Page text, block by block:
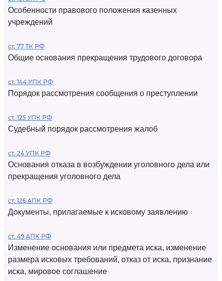
Особенности правового положения казенных
учреждений
ст. 77 ТК РФ
Общие основания прекращения трудового договора
ст. 144 УПК РФ
Порядок рассмотрения сообщения о преступлении
ст. 125 УПК РФ
Судебный порядок рассмотрения жалоб
ст. 24 УПК РФ
Основания отказа в возбуждении уголовного дела или
прекращения уголовного дела
ст. 126 АПК РФ
Документы, прилагаемые к исковому заявлению
ст. 49 АПК РФ
Изменение основания или предмета иска, изменение
размера исковых требований, отказ от иска, признание
иска, мировое соглашение